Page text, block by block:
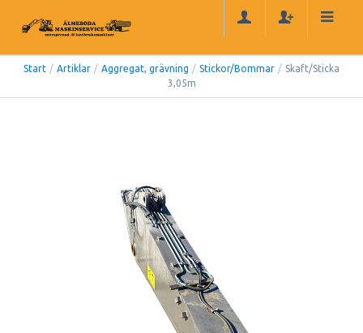
Start / Artiklar / Aggregat, grävning / Stickor/Bommar / Skaft/Sticka
3,05m